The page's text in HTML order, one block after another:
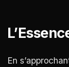
En